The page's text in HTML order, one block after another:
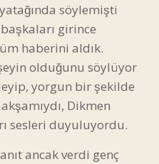
söylemişti
girince
haberini aldık.
olduğunu söylüyor
yorgun bir şekilde
Dikmen
sesleri duyuluyordu.
ancak verdi genç